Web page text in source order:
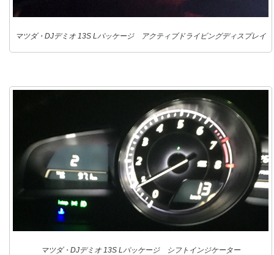
マツダ・DJデミオ 13S Lパッケージ アクティブドライビングディスプレイ
マツダ・DJデミオ 13S Lパッケージ シフトインジケーター